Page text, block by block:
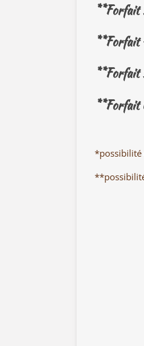
**Forfait
**Forfait
**Forfait
**Forfait
*possibilité